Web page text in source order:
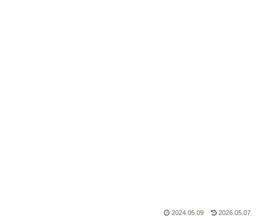
2024.05.09 2026.05.07